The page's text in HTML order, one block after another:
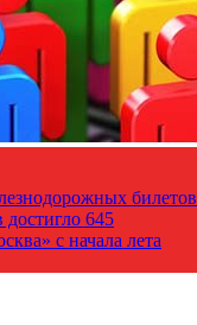
билетов
645
с начала лета